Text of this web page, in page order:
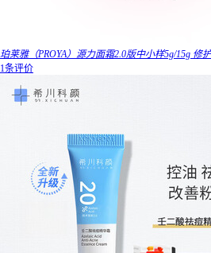
珀莱雅（PROYA）源力面霜2.0版中小样5g/15g 修
1条评价